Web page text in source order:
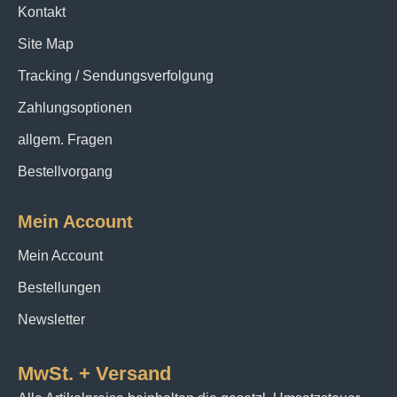
Kontakt
Site Map
Tracking / Sendungsverfolgung
Zahlungsoptionen
allgem. Fragen
Bestellvorgang
Mein Account
Mein Account
Bestellungen
Newsletter
MwSt. + Versand